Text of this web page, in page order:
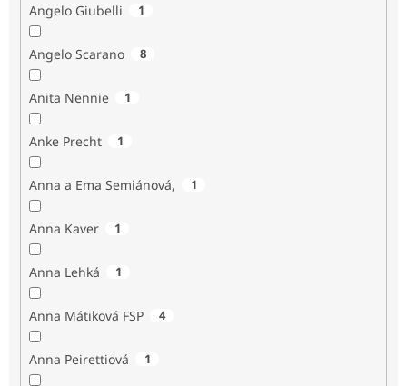
Angelo Giubelli 1
Angelo Scarano 8
Anita Nennie 1
Anke Precht 1
Anna a Ema Semiánová, 1
Anna Kaver 1
Anna Lehká 1
Anna Mátiková FSP 4
Anna Peirettiová 1